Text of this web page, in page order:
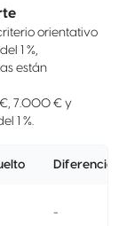
orientativo
1 %,
están
7.000 € y
1 %.
Diferencia
-